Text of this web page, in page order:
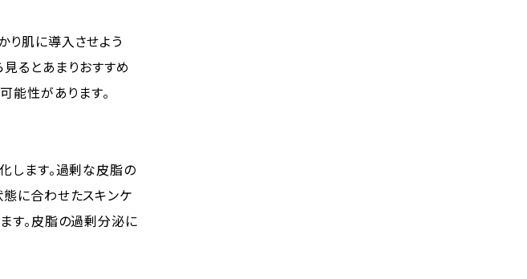
肌に導入させよう
見るとあまりおすすめ
能性があります。
します。過剰な皮脂の
に合わせたスキンケ
す。皮脂の過剰分泌に